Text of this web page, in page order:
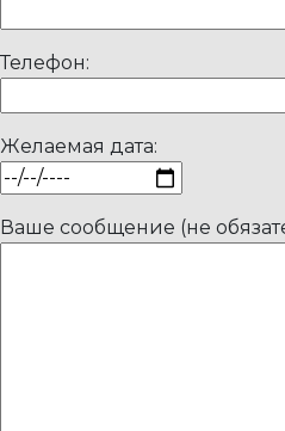
Телефон:
Желаемая дата:
Ваше сообщение (не